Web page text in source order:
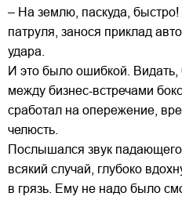
– На землю, паскуда, быстро!
патруля, занося приклад
удара.
И это было ошибкой.
между бизнес-встречами
сработал на опережение,
челюсть.
Послышался звук падающего
всякий случай, глубоко
в грязь. Ему не надо было